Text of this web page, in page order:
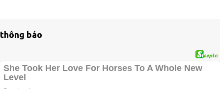
thông báo